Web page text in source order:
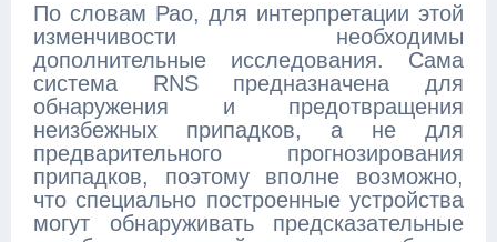
По словам Рао, для интерпретации этой
изменчивости необходимы
дополнительные исследования. Сама
система RNS предназначена для
обнаружения и предотвращения
неизбежных припадков, а не для
предварительного прогнозирования
припадков, поэтому вполне возможно,
что специально построенные устройства
могут обнаруживать предсказательные